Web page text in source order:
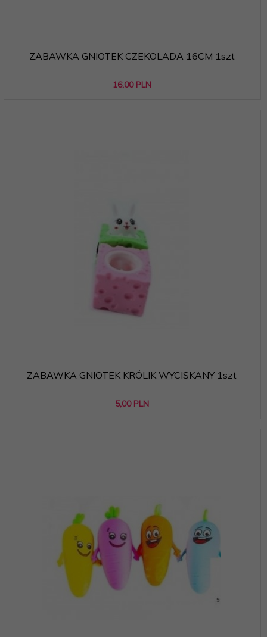
ZABAWKA GNIOTEK CZEKOLADA 16CM 1szt
16,00 PLN
ZABAWKA GNIOTEK KRÓLIK WYCISKANY 1szt
5,00 PLN